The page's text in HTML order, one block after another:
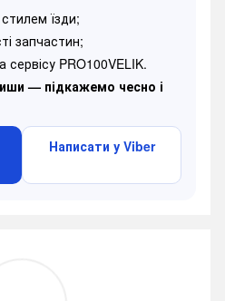
стилем їзди;
запчастин;
сервісу PRO100VELIK.
— підкажемо чесно і
Написати у Viber